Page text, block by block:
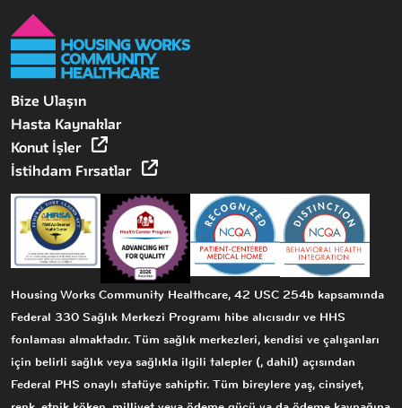
Bize Ulaşın
Hasta Kaynaklar
Konut İşler
İstihdam Fırsatlar
Housing Works Community Healthcare, 42 USC 254b kapsamında
Federal 330 Sağlık Merkezi Programı hibe alıcısıdır ve HHS
fonlaması almaktadır. Tüm sağlık merkezleri, kendisi ve çalışanları
için belirli sağlık veya sağlıkla ilgili talepler (, dahil) açısından
Federal PHS onaylı statüye sahiptir. Tüm bireylere yaş, cinsiyet,